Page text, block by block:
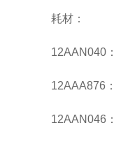
耗材：
12AAN040
12AAA876
12AAN046